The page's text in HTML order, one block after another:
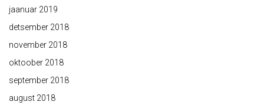
jaanuar 2019
detsember 2018
november 2018
oktoober 2018
september 2018
august 2018